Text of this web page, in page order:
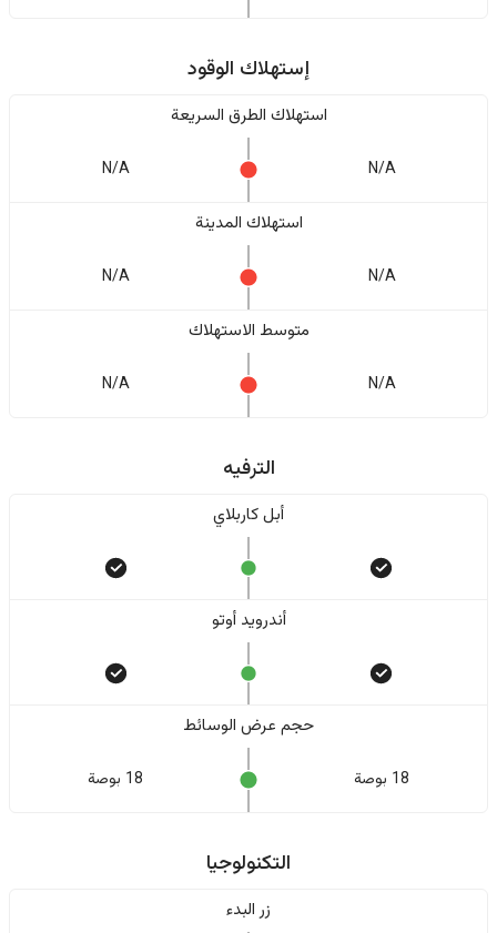
إستهلاك الوقود
استهلاك الطرق السريعة
N/A
N/A
استهلاك المدينة
N/A
N/A
متوسط الاستهلاك
N/A
N/A
الترفيه
أبل كاربلاي
أندرويد أوتو
حجم عرض الوسائط
18 بوصة 18 بوصة
التكنولوجيا
زر البدء